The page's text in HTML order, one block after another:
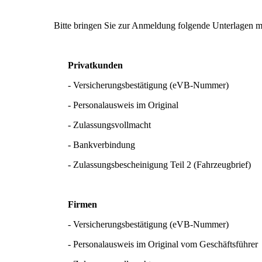
Bitte bringen Sie zur Anmeldung folgende Unterlagen
Privatkunden
- Versicherungsbestätigung (eVB-Nummer)
- Personalausweis im Original
- Zulassungsvollmacht
- Bankverbindung
- Zulassungsbescheinigung Teil 2 (Fahrzeugbrief)
Firmen
- Versicherungsbestätigung (eVB-Nummer)
- Personalausweis im Original vom Geschäftsführer